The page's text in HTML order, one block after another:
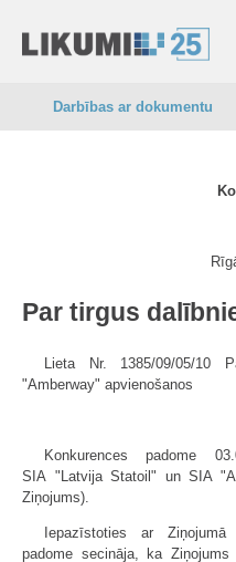
Darbības ar dokumentu
Par tirgus
Lieta Nr. 1385/09/05/10
"Amberway" apvienošanos
Konkurences padome
SIA "Latvija Statoil" un SIA
Ziņojums).
Iepazīstoties ar Ziņojumā
padome secināja, ka